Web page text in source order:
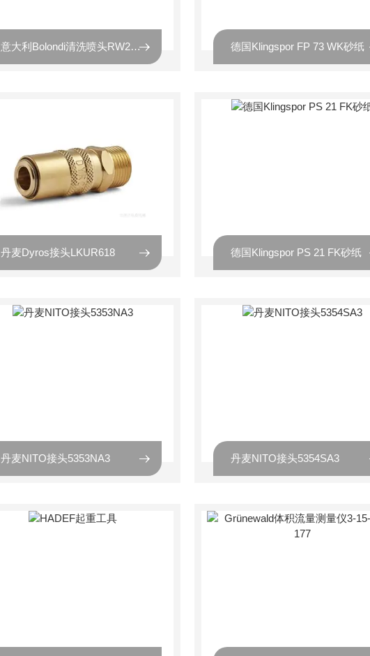
意大利Bolondi清洗喷头RW200A 德国Klingspor FP 73 WK砂纸
丹麦Dyros接头LKUR618 德国Klingspor PS 21 FK砂纸
丹麦NITO接头5353NA3 丹麦NITO接头5354SA3